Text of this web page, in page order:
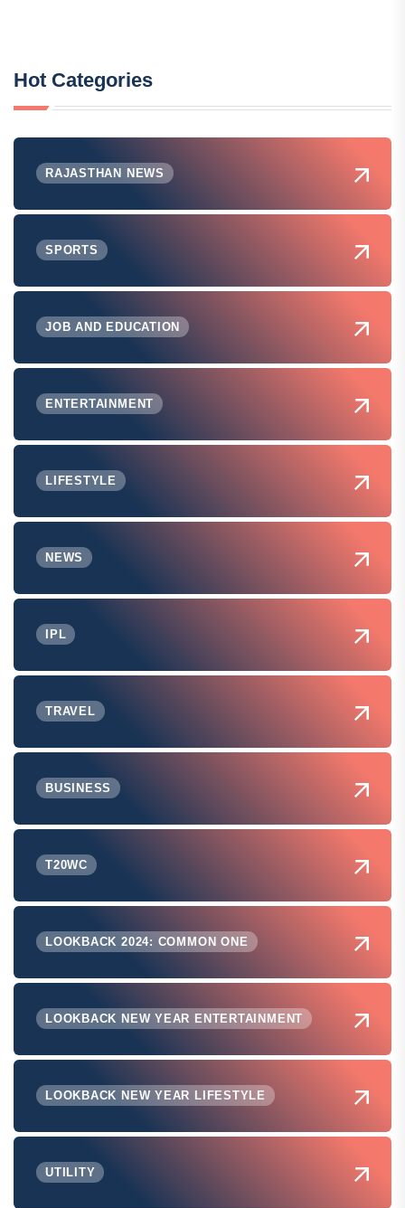
Hot Categories
RAJASTHAN NEWS
SPORTS
JOB AND EDUCATION
ENTERTAINMENT
LIFESTYLE
NEWS
IPL
TRAVEL
BUSINESS
T20WC
LOOKBACK 2024: COMMON ONE
LOOKBACK NEW YEAR ENTERTAINMENT
LOOKBACK NEW YEAR LIFESTYLE
UTILITY